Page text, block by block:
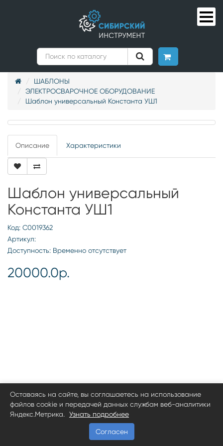
ШАБЛОНЫ
ЭЛЕКТРОСВАРОЧНОЕ ОБОРУДОВАНИЕ
Шаблон универсальный Константа УШ1
Описание Характеристики
Шаблон универсальный
Константа УШ1
Код: С0019362
Артикул:
Доступность: Временно отсутствует
20000.0р.
Оставаясь на сайте, вы соглашаетесь на использование
файлов cookie и передачей данных службам веб-аналитики
Яндекс.Метрика.
Узнать подробнее
Согласен